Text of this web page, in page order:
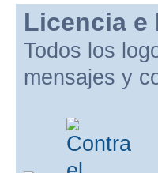
Licencia e
Todos los
mensajes y